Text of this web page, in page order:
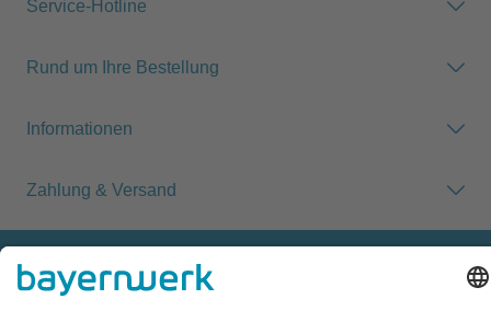
Service-Hotline
Rund um Ihre Bestellung
Informationen
Zahlung & Versand